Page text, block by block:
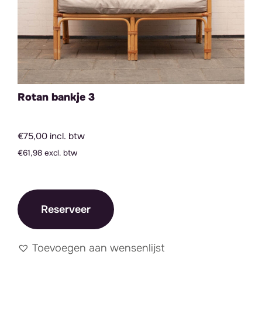
Rotan bankje 3
€75,00 incl. btw
€61,98 excl. btw
Reserveer
Toevoegen aan wensenlijst